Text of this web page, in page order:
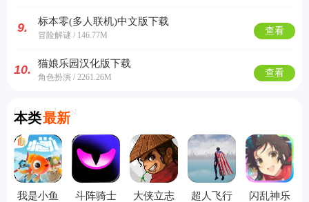
9. 标本零(多人联机)中文版下载
冒险解谜 / 146.77M 查看
10. 猫娘乐园汉化版下载
角色扮演 / 2261.26M 查看
本类最新
Currently Latest
我是小鱼
斗阵骑士
大侠立志
超人飞行
闪乱神乐